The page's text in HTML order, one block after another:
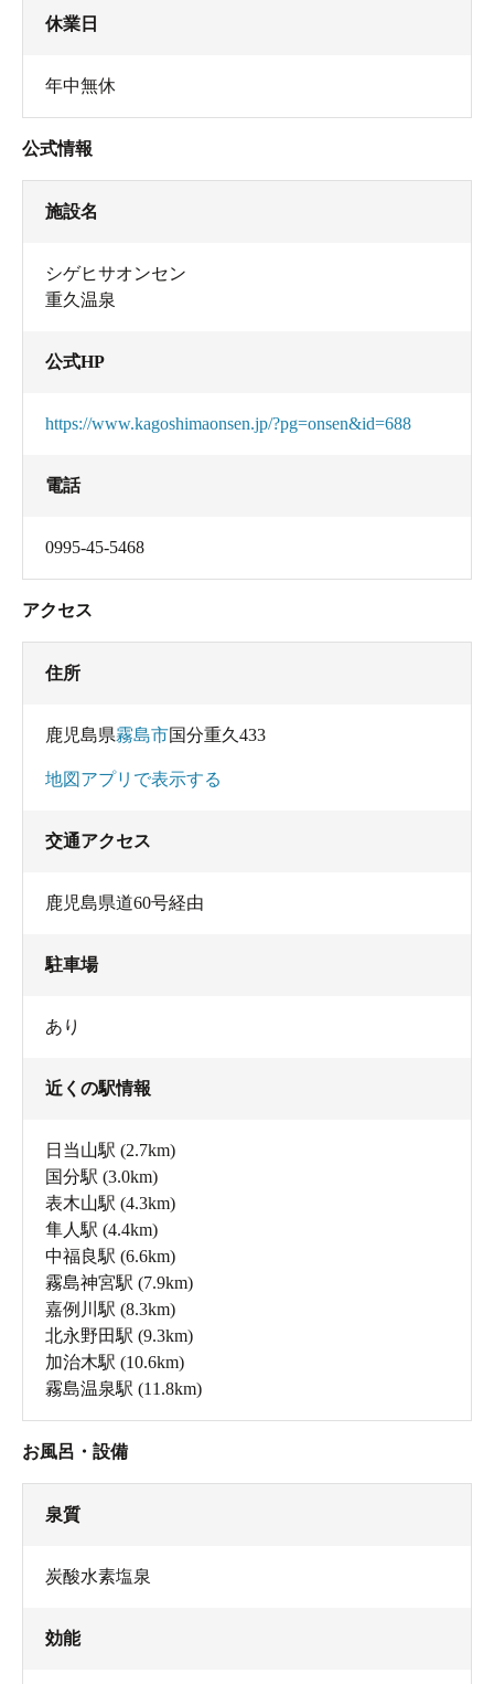
休業日
年中無休
公式情報
施設名
シゲヒサオンセン
重久温泉
公式HP
https://www.kagoshimaonsen.jp/?pg=onsen&id=688
電話
0995-45-5468
アクセス
住所
鹿児島県霧島市国分重久433
地図アプリで表示する
交通アクセス
鹿児島県道60号経由
駐車場
あり
近くの駅情報
日当山駅 (2.7km)
国分駅 (3.0km)
表木山駅 (4.3km)
隼人駅 (4.4km)
中福良駅 (6.6km)
霧島神宮駅 (7.9km)
嘉例川駅 (8.3km)
北永野田駅 (9.3km)
加治木駅 (10.6km)
霧島温泉駅 (11.8km)
お風呂・設備
泉質
炭酸水素塩泉
効能